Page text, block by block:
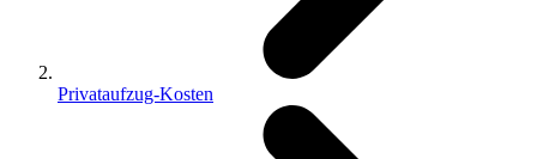
Privataufzug-Kosten